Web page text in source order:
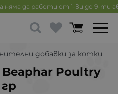
няма да работи от 1-ви до 9-ти
добавки за котки
Poultry